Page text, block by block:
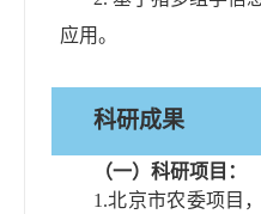
应用。
科研成果
（一） 科研项目：
1.北京市农委项目，